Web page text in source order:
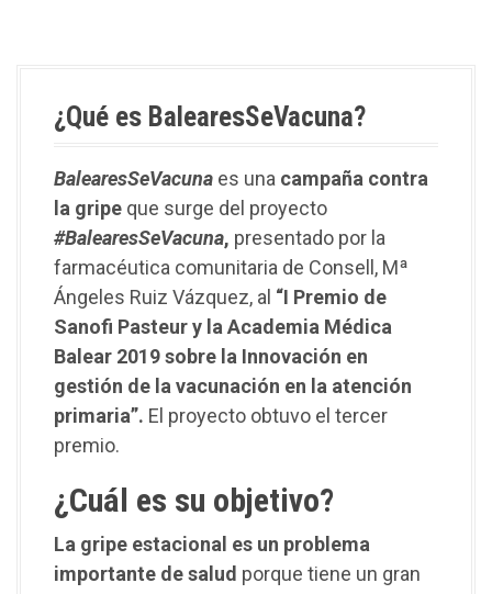
¿Qué es BalearesSeVacuna?
BalearesSeVacuna es una campaña contra
la gripe que surge del proyecto
#BalearesSeVacuna, presentado por la
farmacéutica comunitaria de Consell, Mª
Ángeles Ruiz Vázquez, al “I Premio de
Sanofi Pasteur y la Academia Médica
Balear 2019 sobre la Innovación en
gestión de la vacunación en la atención
primaria”. El proyecto obtuvo el tercer
premio.
¿Cuál es su objetivo?
La gripe estacional es un problema
importante de salud porque tiene un gran